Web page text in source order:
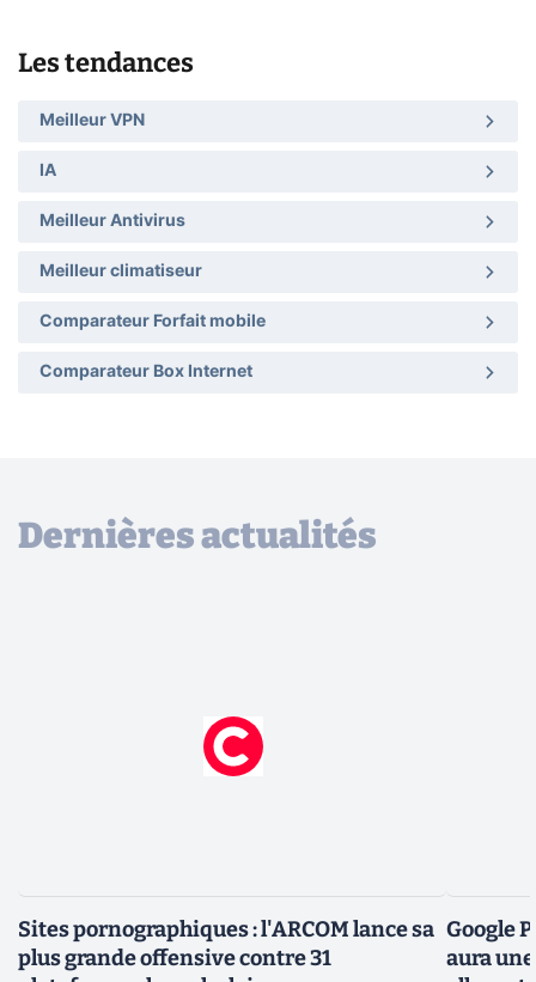
Les tendances
Meilleur VPN
IA
Meilleur Antivirus
Meilleur climatiseur
Comparateur Forfait mobile
Comparateur Box Internet
Dernières actualités
Sites pornographiques : l'ARCOM lance sa
plus grande offensive contre 31
Google
aura